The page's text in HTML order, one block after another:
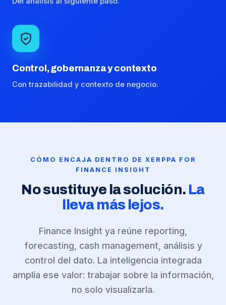
Control, gobernanza y contexto
Con trazabilidad y contexto de negocio.
CÓMO ENCAJA DENTRO DE XERPPA FOR
FINANCE INSIGHT
No sustituye la solución. La
lleva más lejos.
Finance Insight ya reúne reporting,
forecasting, cash management, análisis y
control del dato. La inteligencia integrada
amplía ese valor: trabajar sobre la información,
no solo visualizarla.